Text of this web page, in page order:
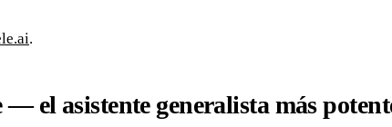
.
el asistente generalista más